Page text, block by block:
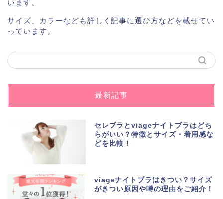
います。
サイズ、カラーなども詳しく記事に選び方などを載せてい
っています。
最新記事
セレブラとviageナイトブラはどち
らがいい？特徴とサイズ・着用感な
どを比較！
viageナイトブラはきつい？サイズ
がきつい原因や噂の理由をご紹介！